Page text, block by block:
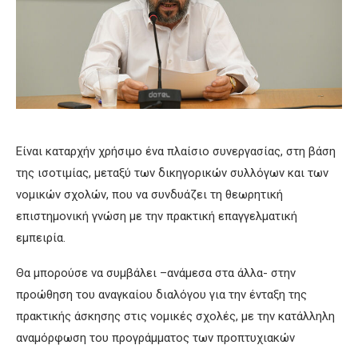
Είναι καταρχήν χρήσιμο ένα πλαίσιο συνεργασίας, στη βάση
της ισοτιμίας, μεταξύ των δικηγορικών συλλόγων και των
νομικών σχολών, που να συνδυάζει τη θεωρητική
επιστημονική γνώση με την πρακτική επαγγελματική
εμπειρία.
Θα μπορούσε να συμβάλει –ανάμεσα στα άλλα- στην
προώθηση του αναγκαίου διαλόγου για την ένταξη της
πρακτικής άσκησης στις νομικές σχολές, με την κατάλληλη
αναμόρφωση του προγράμματος των προπτυχιακών